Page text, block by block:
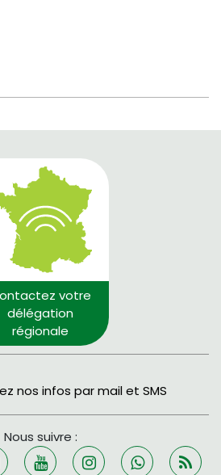
votre
délégation
régionale
nos infos par mail et SMS
Nous suivre :